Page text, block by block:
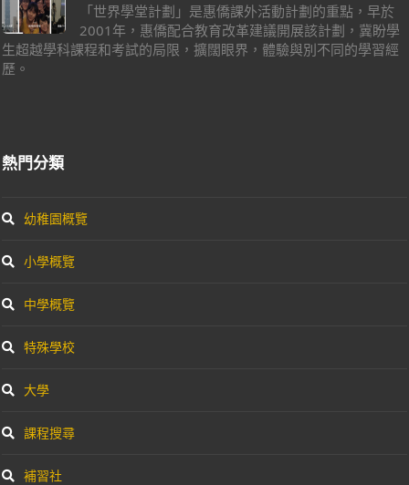
「世界學堂計劃」是惠僑課外活動計劃的重點，早於
2001年，惠僑配合教育改革建議開展該計劃，冀盼學
生超越學科課程和考試的局限，擴闊眼界，體驗與別不同的學習經
歷。
熱門分類
幼稚園概覽
小學概覽
中學概覽
特殊學校
大學
課程搜尋
補習社